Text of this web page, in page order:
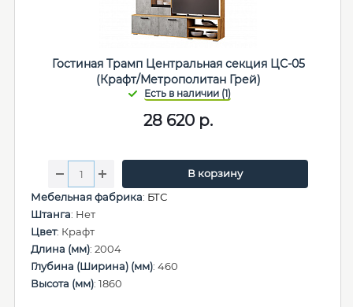
Гостиная Трамп Центральная секция ЦС-05
(Крафт/Метрополитан Грей)
28 620 р.
В корзину
Мебельная фабрика: БТС
Штанга: Нет
Цвет: Крафт
Длина (мм): 2004
Глубина (Ширина) (мм): 460
Высота (мм): 1860